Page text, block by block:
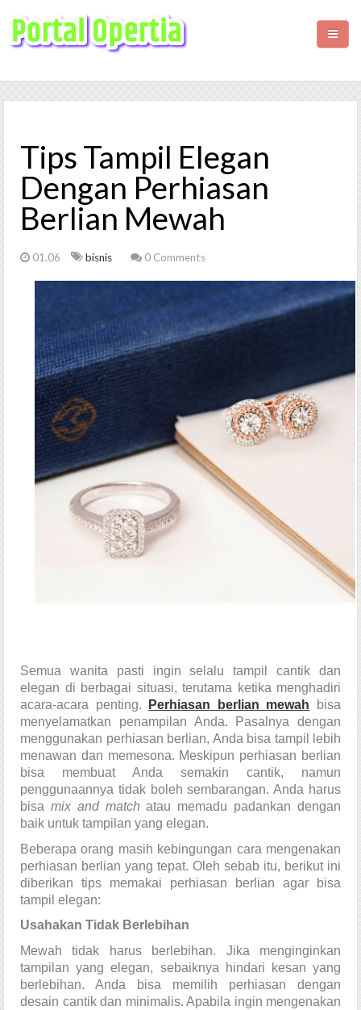
KESEHATAN
WISATA
Tips Tampil Elegan
Dengan Perhiasan
Berlian Mewah
01.06 bisnis 0 Comments
Semua wanita pasti ingin selalu tampil cantik dan
elegan di berbagai situasi, terutama ketika menghadiri
acara-acara penting.
Perhiasan berlian mewah
bisa
menyelamatkan penampilan Anda. Pasalnya dengan
menggunakan perhiasan berlian, Anda bisa tampil lebih
menawan dan memesona. Meskipun perhiasan berlian
bisa membuat Anda semakin cantik, namun
penggunaannya tidak boleh sembarangan. Anda harus
bisa mix and match atau memadu padankan dengan
baik untuk tampilan yang elegan.
Beberapa orang masih kebingungan cara mengenakan
perhiasan berlian yang tepat. Oleh sebab itu, berikut ini
diberikan tips memakai perhiasan berlian agar bisa
tampil elegan:
Usahakan Tidak Berlebihan
Mewah tidak harus berlebihan. Jika menginginkan
tampilan yang elegan, sebaiknya hindari kesan yang
berlebihan. Anda bisa memilih perhiasan dengan
desain cantik dan minimalis. Apabila ingin mengenakan